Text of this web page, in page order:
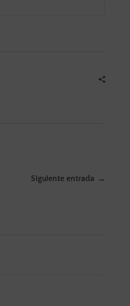
Siguiente entrada